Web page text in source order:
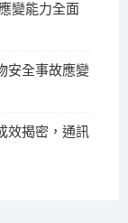
變能力全面
安全事故應變
效揭密，通訊